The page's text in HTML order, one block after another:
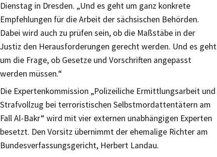
Dienstag in Dresden. „Und es geht um ganz konkrete
Empfehlungen für die Arbeit der sächsischen Behörden.
Dabei wird auch zu prüfen sein, ob die Maßstäbe in der
Justiz den Herausforderungen gerecht werden. Und es geht
um die Frage, ob Gesetze und Vorschriften angepasst
werden müssen.“
Die Expertenkommission „Polizeiliche Ermittlungsarbeit und
Strafvollzug bei terroristischen Selbstmordattentätern am
Fall Al-Bakr“ wird mit vier externen unabhängigen Experten
besetzt. Den Vorsitz übernimmt der ehemalige Richter am
Bundesverfassungsgericht, Herbert Landau.